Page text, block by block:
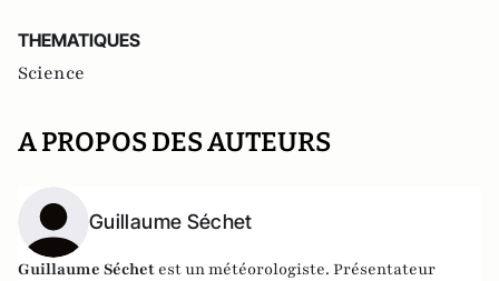
THEMATIQUES
Science
A PROPOS DES AUTEURS
Guillaume Séchet
Guillaume Séchet est un météorologiste. Présentateur